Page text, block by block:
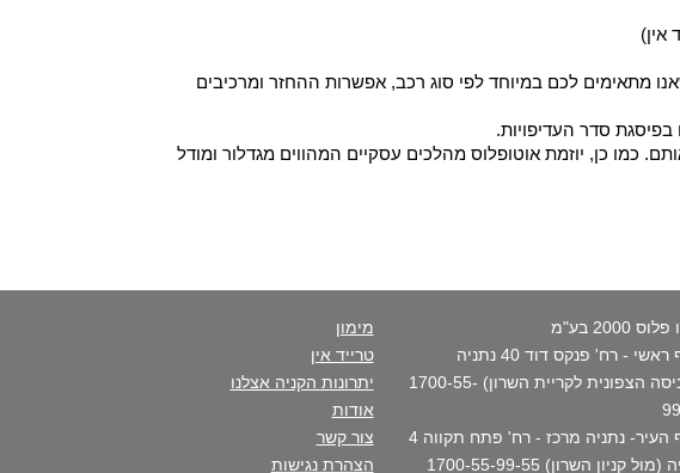
מתאימים לכם במיוחד לפי סוג רכב, אפשרות ההחזר ומרכיבים
סדר העדיפויות.
כמו כן, יוזמת אוטופלוס מהלכים עסקיים המהווים מגדלור ומודל
2000 בע"מ
סניף ראשי - רח' פנקס דוד 40 נתניה
(בכניסה הצפונית לקריית השרון) 1700-55-
סניף העיר- נתניה מרכז - רח' פתח תקווה 4
קניון השרון) 1700-55-99-55
מימון
טרייד אין
יתרונות הקניה אצלנו
אודות
צור קשר
הצהרת נגישות